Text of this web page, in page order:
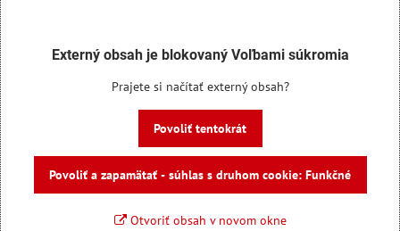
Externý obsah je blokovaný Voľbami súkromia
Prajete si načítať externý obsah?
Povoliť tentokrát
Povoliť a zapamätať - súhlas s druhom cookie: Funkčné
Otvoriť obsah v novom okne